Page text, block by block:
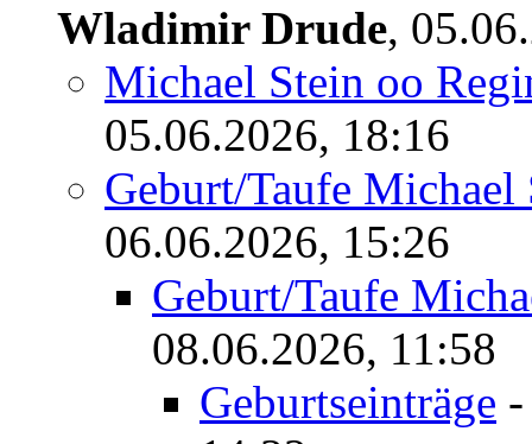
Wladimir Drude,
Michael Stein oo
05.06.2026, 18:16
Geburt/Taufe
06.06.2026, 15:26
Geburt/Taufe
08.06.2026, 11:58
Geburtseinträge